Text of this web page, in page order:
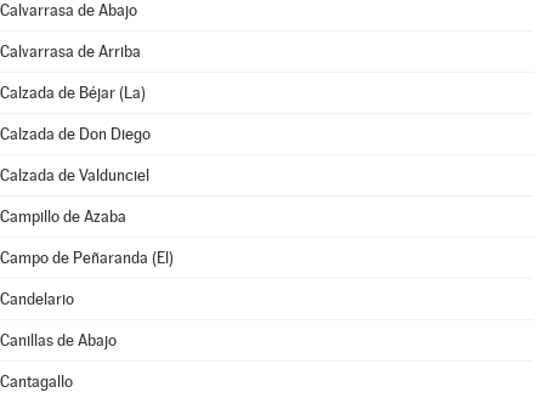
Calvarrasa de Abajo
Calvarrasa de Arriba
Calzada de Béjar (La)
Calzada de Don Diego
Calzada de Valdunciel
Campillo de Azaba
Campo de Peñaranda (El)
Candelario
Canillas de Abajo
Cantagallo